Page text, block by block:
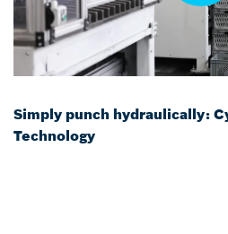
Simply punch hydraulically:
Technology